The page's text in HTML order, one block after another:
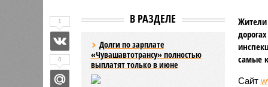
В РАЗДЕЛЕ
Долги по зарплате
«Чувашавтотрансу» полностью
выплатят только в июне
самые
Сайт
1
0